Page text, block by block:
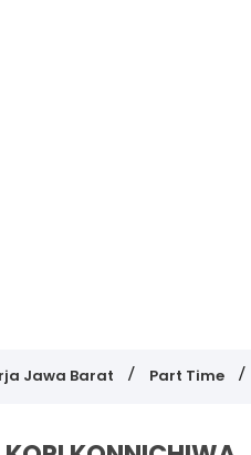
Jawa Barat Part Time